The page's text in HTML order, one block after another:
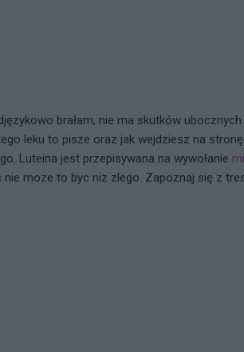
brałam, nie ma skutków
leku to pisze oraz jak wejdziesz na stronę
Luteina jest przepisywana na wywołanie
nie moze to byc niz zlego. Zapoznaj się z